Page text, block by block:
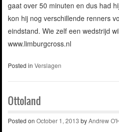
gaat over 50 minuten en dus had
kon hij nog verschillende renners
eindstand. Wie zelf een wedstrijd
www.limburgcross.nl
Posted in Verslagen
Ottoland
Posted on October 1, 2013 byAndrew